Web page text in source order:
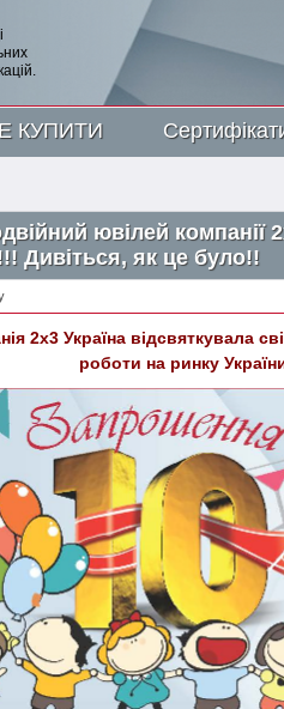
КУПИТИ
ювілей компанії
Дивіться, як це було!!
2х3 Україна відсвяткувала
роботи на ринку